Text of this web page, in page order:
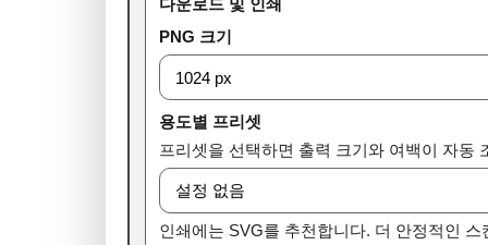
다운로드 및 인쇄
PNG 크기
용도별 프리셋
프리셋을 선택하면 출력 크기와 여백이 자동
인쇄에는 SVG를 추천합니다. 더 안정적인